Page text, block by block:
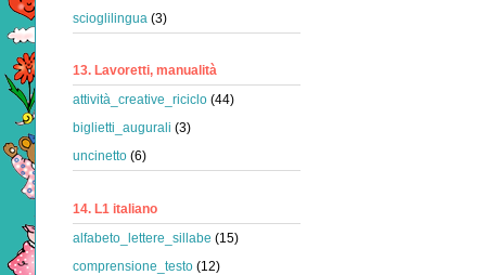
scioglilingua (3)
13. Lavoretti, manualità
attività_creative_riciclo (44)
biglietti_augurali (3)
uncinetto (6)
14. L1 italiano
alfabeto_lettere_sillabe (15)
comprensione_testo (12)